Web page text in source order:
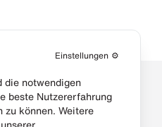
Einstellungen ⚙️
die notwendigen
beste Nutzererfahrung
zu können. Weitere